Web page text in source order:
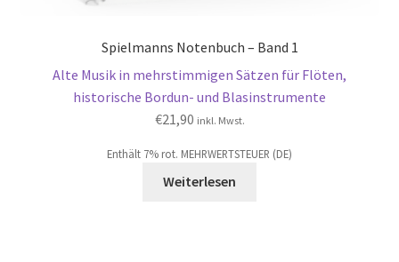
Spielmanns Notenbuch – Band 1
Alte Musik in mehrstimmigen Sätzen für Flöten,
historische Bordun- und Blasinstrumente
€21,90 inkl. Mwst.
Enthält 7% rot. MEHRWERTSTEUER (DE)
Weiterlesen